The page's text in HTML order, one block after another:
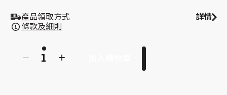
產品領取方式 詳情
條款及細則